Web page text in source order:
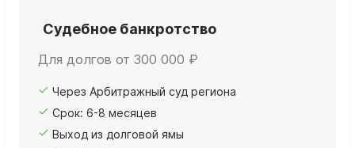
Судебное банкротство
Для долгов от 300 000 ₽
Через Арбитражный суд региона
Срок: 6-8 месяцев
Выход из долговой ямы